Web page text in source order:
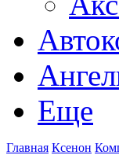
Еще
Главная Ксенон